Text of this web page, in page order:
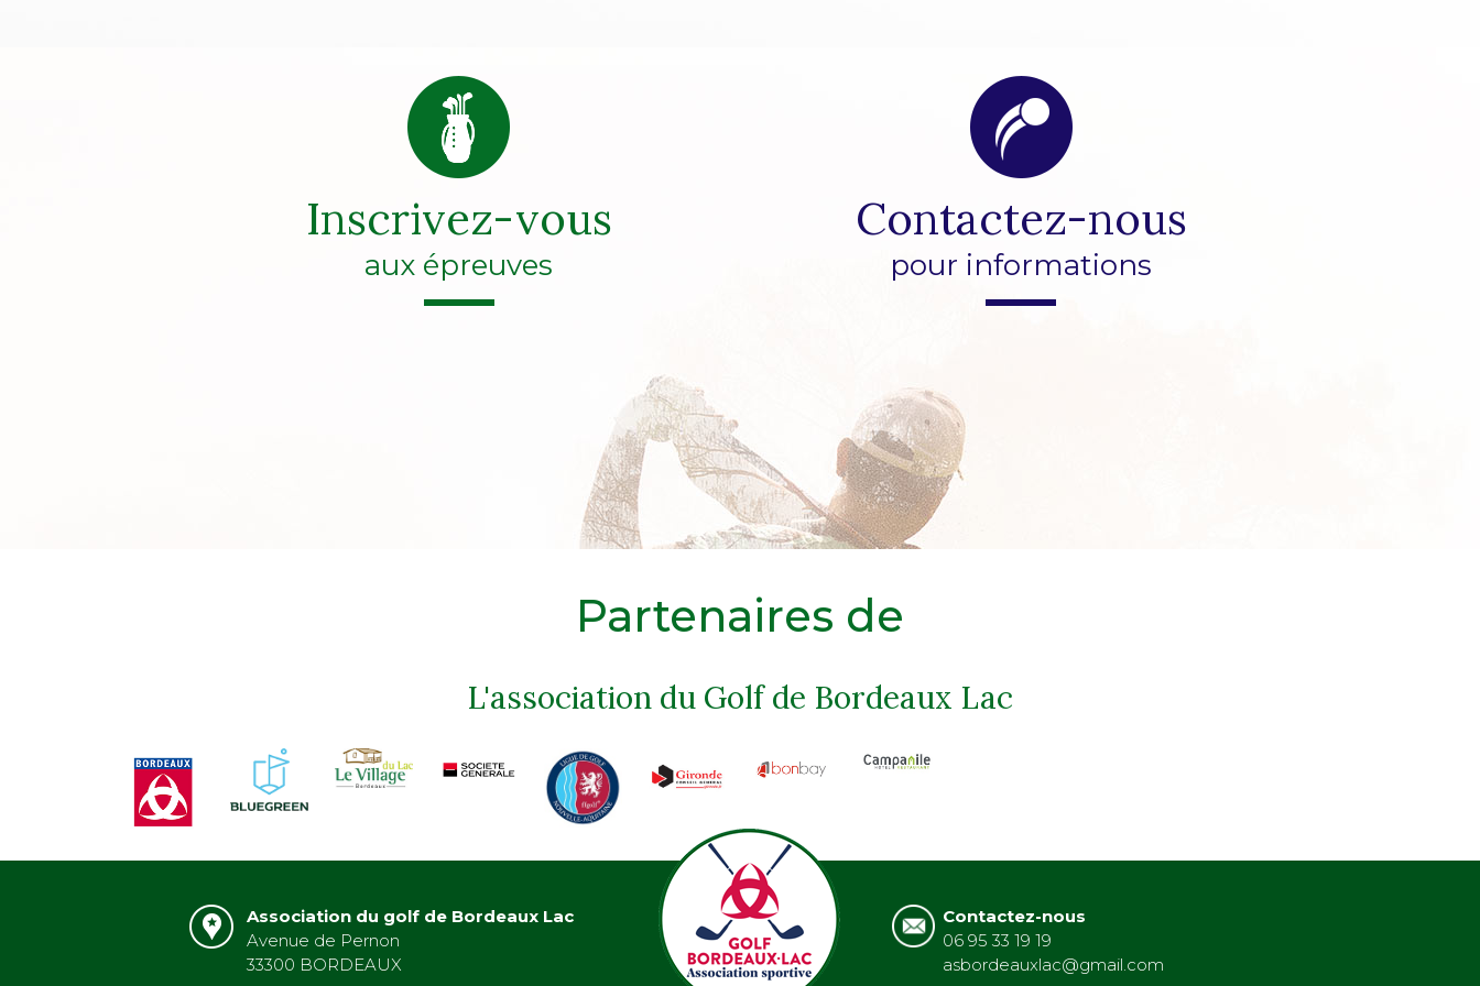
Inscrivez-vous
aux épreuves
Contactez-nous
pour informations
Partenaires de
L'association du Golf de Bordeaux Lac
Association du golf de Bordeaux Lac
Avenue de Pernon
33300 BORDEAUX
Contactez-nous
06 95 33 19 19
asbordeauxlac@gmail.com